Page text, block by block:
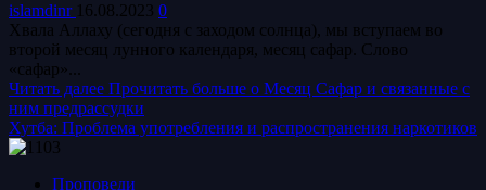
islamdinr 16.08.2023 0
Хвала Аллаху (сегодня с заходом солнца), мы вступаем во
второй месяц лунного календаря, месяц сафар. Слово
«сафар»...
Читать далее Прочитать больше о Месяц Сафар и связанные с
ним предрассудки
Хутба: Проблема употребления и распространения наркотиков
Проповеди